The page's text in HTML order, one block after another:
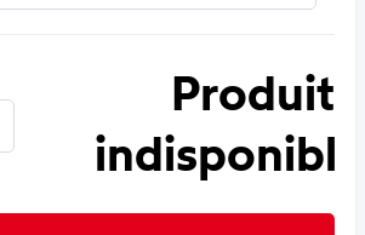
Produit
indisponible